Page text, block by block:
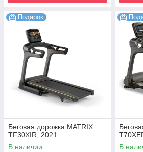
Подарок
Беговая дорожка MATRIX
TF30XIR, 2021
В наличии
В